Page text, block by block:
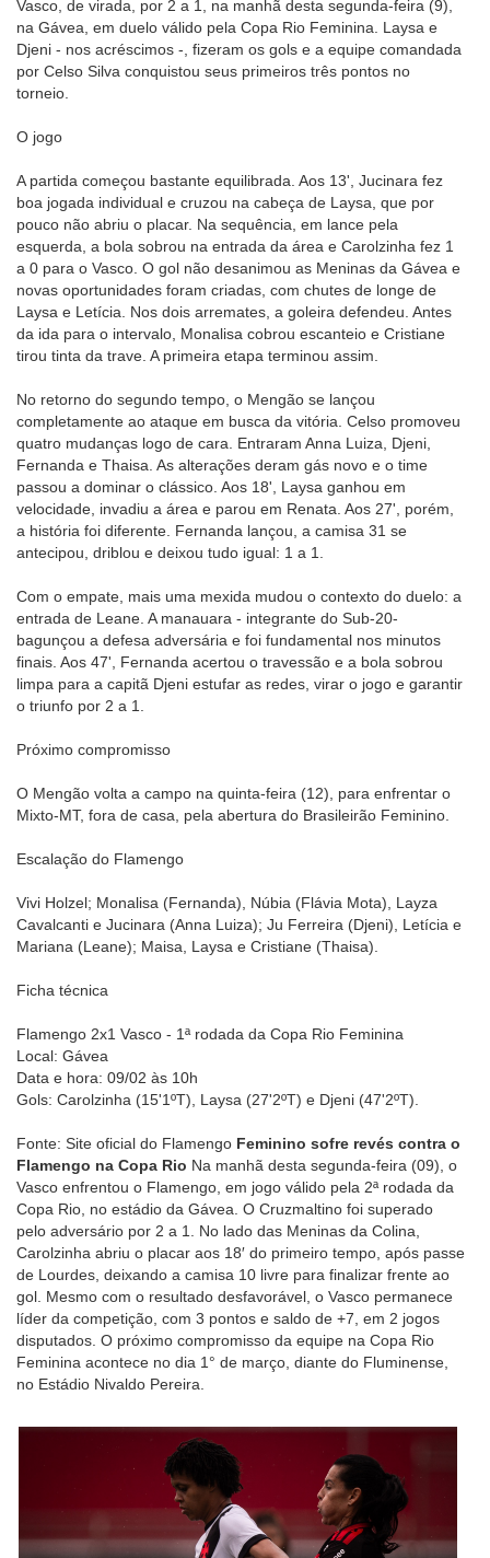
Vasco, de virada, por 2 a 1, na manhã desta segunda-feira (9),
na Gávea, em duelo válido pela Copa Rio Feminina. Laysa e
Djeni - nos acréscimos -, fizeram os gols e a equipe comandada
por Celso Silva conquistou seus primeiros três pontos no
torneio.
O jogo
A partida começou bastante equilibrada. Aos 13', Jucinara fez
boa jogada individual e cruzou na cabeça de Laysa, que por
pouco não abriu o placar. Na sequência, em lance pela
esquerda, a bola sobrou na entrada da área e Carolzinha fez 1
a 0 para o Vasco. O gol não desanimou as Meninas da Gávea e
novas oportunidades foram criadas, com chutes de longe de
Laysa e Letícia. Nos dois arremates, a goleira defendeu. Antes
da ida para o intervalo, Monalisa cobrou escanteio e Cristiane
tirou tinta da trave. A primeira etapa terminou assim.
No retorno do segundo tempo, o Mengão se lançou
completamente ao ataque em busca da vitória. Celso promoveu
quatro mudanças logo de cara. Entraram Anna Luiza, Djeni,
Fernanda e Thaisa. As alterações deram gás novo e o time
passou a dominar o clássico. Aos 18', Laysa ganhou em
velocidade, invadiu a área e parou em Renata. Aos 27', porém,
a história foi diferente. Fernanda lançou, a camisa 31 se
antecipou, driblou e deixou tudo igual: 1 a 1.
Com o empate, mais uma mexida mudou o contexto do duelo: a
entrada de Leane. A manauara - integrante do Sub-20-
bagunçou a defesa adversária e foi fundamental nos minutos
finais. Aos 47', Fernanda acertou o travessão e a bola sobrou
limpa para a capitã Djeni estufar as redes, virar o jogo e garantir
o triunfo por 2 a 1.
Próximo compromisso
O Mengão volta a campo na quinta-feira (12), para enfrentar o
Mixto-MT, fora de casa, pela abertura do Brasileirão Feminino.
Escalação do Flamengo
Vivi Holzel; Monalisa (Fernanda), Núbia (Flávia Mota), Layza
Cavalcanti e Jucinara (Anna Luiza); Ju Ferreira (Djeni), Letícia e
Mariana (Leane); Maisa, Laysa e Cristiane (Thaisa).
Ficha técnica
Flamengo 2x1 Vasco - 1ª rodada da Copa Rio Feminina
Local: Gávea
Data e hora: 09/02 às 10h
Gols: Carolzinha (15'1ºT), Laysa (27'2ºT) e Djeni (47'2ºT).
Fonte: Site oficial do Flamengo Feminino sofre revés contra o
Flamengo na Copa Rio Na manhã desta segunda-feira (09), o
Vasco enfrentou o Flamengo, em jogo válido pela 2ª rodada da
Copa Rio, no estádio da Gávea. O Cruzmaltino foi superado
pelo adversário por 2 a 1. No lado das Meninas da Colina,
Carolzinha abriu o placar aos 18′ do primeiro tempo, após passe
de Lourdes, deixando a camisa 10 livre para finalizar frente ao
gol. Mesmo com o resultado desfavorável, o Vasco permanece
líder da competição, com 3 pontos e saldo de +7, em 2 jogos
disputados. O próximo compromisso da equipe na Copa Rio
Feminina acontece no dia 1° de março, diante do Fluminense,
no Estádio Nivaldo Pereira.